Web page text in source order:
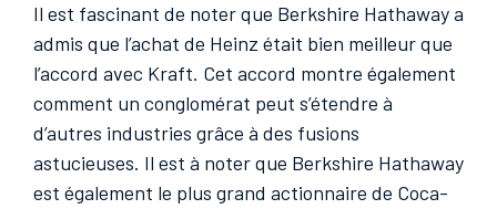
Il est fascinant de noter que Berkshire Hathaway a
admis que l’achat de Heinz était bien meilleur que
l’accord avec Kraft. Cet accord montre également
comment un conglomérat peut s’étendre à
d’autres industries grâce à des fusions
astucieuses. Il est à noter que Berkshire Hathaway
est également le plus grand actionnaire de Coca-